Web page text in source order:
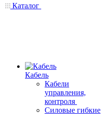
Каталог
Кабель
Кабели
управления,
контроля
Силовые гибкие